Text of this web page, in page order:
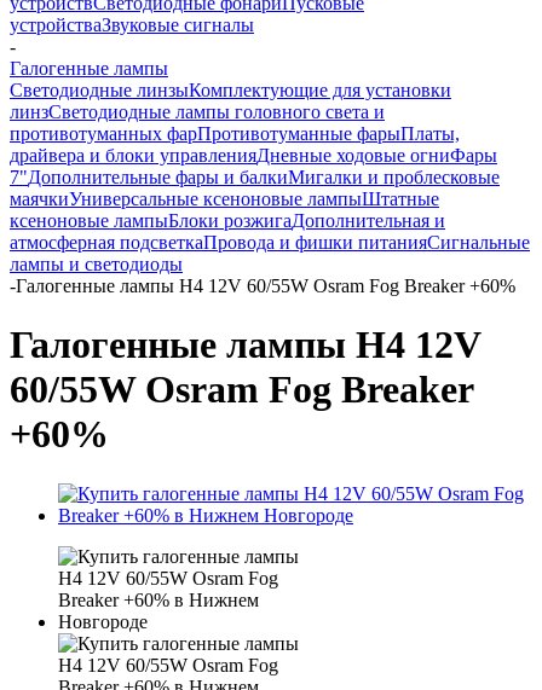
устройстваЗвуковые сигналы
-
Галогенные лампы
Светодиодные линзыКомплектующие для установки
линзСветодиодные лампы головного света и
противотуманных фарПротивотуманные фарыПлаты,
драйвера и блоки управленияДневные ходовые огниФары
7"Дополнительные фары и балкиМигалки и проблесковые
маячкиУниверсальные ксеноновые лампыШтатные
ксеноновые лампыБлоки розжигаДополнительная и
атмосферная подсветкаПровода и фишки питанияCигнальные
лампы и светодиоды
-Галогенные лампы H4 12V 60/55W Osram Fog Breaker +60%
Галогенные лампы H4 12V
60/55W Osram Fog Breaker
+60%